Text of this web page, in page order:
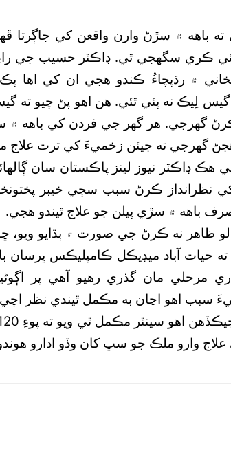
باهه ۾ سڙڻ وارن واقعن کي جاڳرتا
ڪري سگھجي ٿي. ڊاڪٽر حسيب جي
۾ رڌپچاءُ ڪندو هجي ان کي اها
گيس لِيڪ نه پئي ٿئي. هن اهو پڻ چيو
گھرجي. هر گھر جي فردن کي باهه ۾
هجڻ گھرجي ته جيئن زخميءَ کي ترت
هڪ ڊاڪٽر نيوز لينز پاڪستان سان
کي نظرانداز ڪرڻ سبب سڄي خيبر
باهه ۾ سڙي پيلن جو علاج ٿيندو هجي.
ظاهر نه ڪرڻ جي صورت ۾ ٻڌايو ويو،
ته حيات آباد ميڊيڪل ڪامپليڪس ڀرسان
واري مرحلي مان گذري رهيو آهي پر
سبب اهو اڃان به مڪمل ٿيندي نظر اچي
وارو ملڪ جو سڀ کان وڏو ادارو